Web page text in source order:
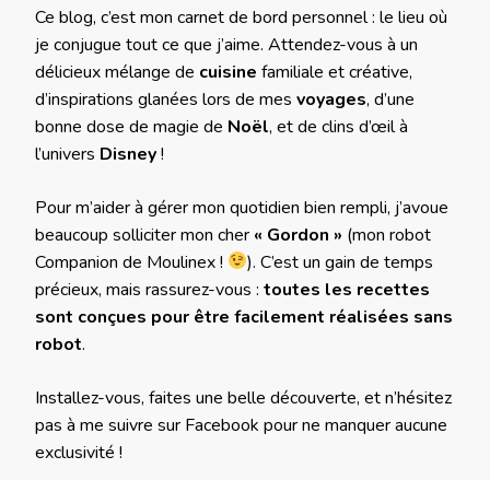
Ce blog, c’est mon carnet de bord personnel : le lieu où
je conjugue tout ce que j’aime. Attendez-vous à un
délicieux mélange de cuisine familiale et créative,
d’inspirations glanées lors de mes voyages, d’une
bonne dose de magie de Noël, et de clins d’œil à
l’univers Disney!
Pour m’aider à gérer mon quotidien bien rempli, j’avoue
beaucoup solliciter mon cher « Gordon » (mon robot
Companion de Moulinex !
). C’est un gain de temps
précieux, mais rassurez-vous : toutes les recettes
sont conçues pour être facilement réalisées sans
robot.
Installez-vous, faites une belle découverte, et n’hésitez
pas à me suivre sur Facebook pour ne manquer aucune
exclusivité !